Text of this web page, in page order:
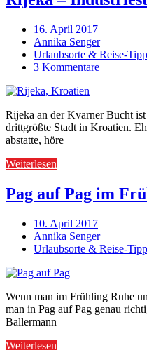
16. April 2017
Annika Senger
Urlaubsorte & Reise-
3 Kommentare
Rijeka an der Kvarner Bucht
drittgrößte Stadt in Kroatien.
abstatte, höre
Weiterlesen
Pag auf Pag im
10. April 2017
Annika Senger
Urlaubsorte & Reise-
Wenn man im Frühling Ruhe
man in Pag auf Pag genau
Ballermann
Weiterlesen